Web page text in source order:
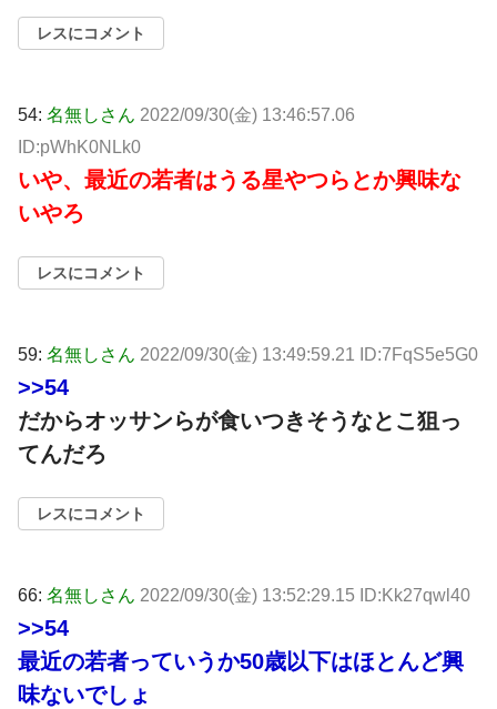
レスにコメント
54: 名無しさん 2022/09/30(金) 13:46:57.06
ID:pWhK0NLk0
いや、最近の若者はうる星やつらとか興味な
いやろ
レスにコメント
59: 名無しさん 2022/09/30(金) 13:49:59.21 ID:7FqS5e5G0
>>54
だからオッサンらが食いつきそうなとこ狙っ
てんだろ
レスにコメント
66: 名無しさん 2022/09/30(金) 13:52:29.15 ID:Kk27qwl40
>>54
最近の若者っていうか50歳以下はほとんど興
味ないでしょ